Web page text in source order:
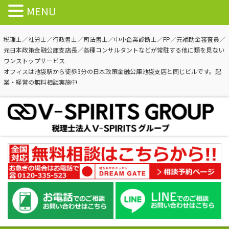
税理士／社労士／行政書士／司法書士／中小企業診断士／FP／元補助金審査員／
元日本政策金融公庫支店長／各種コンサルタントなどが常駐する他に類を見ない
ワンストップサービス
オフィスは池袋駅から徒歩3分の日本政策金融公庫池袋支店と同じビルです。起
業・経営の無料相談実施中
MENU